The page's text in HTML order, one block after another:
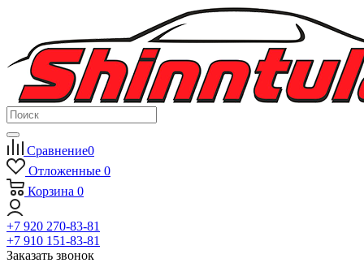
Сравнение0
Отложенные 0
Корзина 0
+7 920 270-83-81
+7 910 151-83-81
Заказать звонок